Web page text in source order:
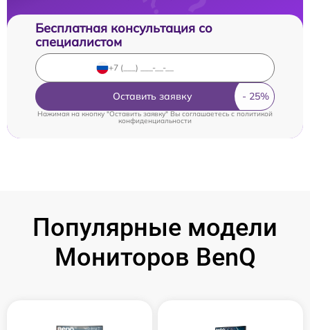
Бесплатная консультация со
специалистом
Оставить заявку
Нажимая на кнопку "Оставить заявку" Вы соглашаетесь cполитикой
конфиденциальности
Популярные модели
Мониторов BenQ